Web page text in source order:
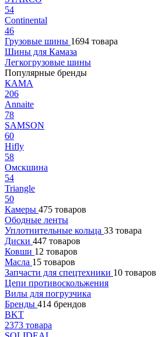
54
Continental
46
Грузовые шины 1694 товара
Шины для Камаза
Легкогрузовые шины
Популярные бренды
КАМА
206
Annaite
78
SAMSON
60
Hifly
58
Омскшина
54
Triangle
50
Камеры 475 товаров
Ободные ленты
Уплотнительные кольца 33 товара
Диски 447 товаров
Ковши 12 товаров
Масла 15 товаров
Запчасти для спецтехники 10 товаров
Цепи противоскольжения
Вилы для погрузчика
Бренды 414 брендов
BKT
2373 товара